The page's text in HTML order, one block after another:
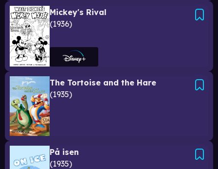
Mickey's Rival
1936
The Tortoise and the Hare
1935
På isen
1935